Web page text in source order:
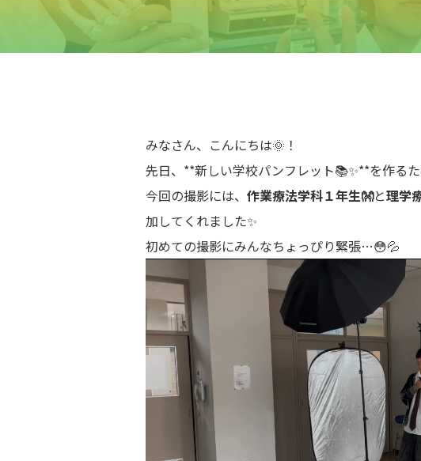
みなさん、こんにちは🌞！
先日、**新しい学校パンフレット📚✨**を作る
今回の撮影には、 作業療法学科１年生👐と理学
加してくれました✨
初めての撮影にみんなちょっぴり緊張…😳💦
動
画
プ
レ
ヤ